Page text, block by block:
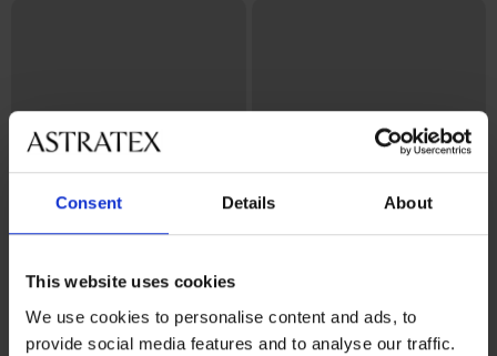
Consent Details About
This website uses cookies
We use cookies to personalise content and ads, to
provide social media features and to analyse our traffic.
Bestseller